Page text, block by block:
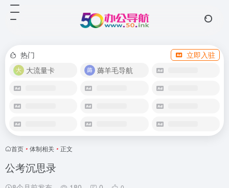
热门
立即入驻
大流量卡
薅羊毛导航
首页 • 体制相关 • 正文
公考沉思录